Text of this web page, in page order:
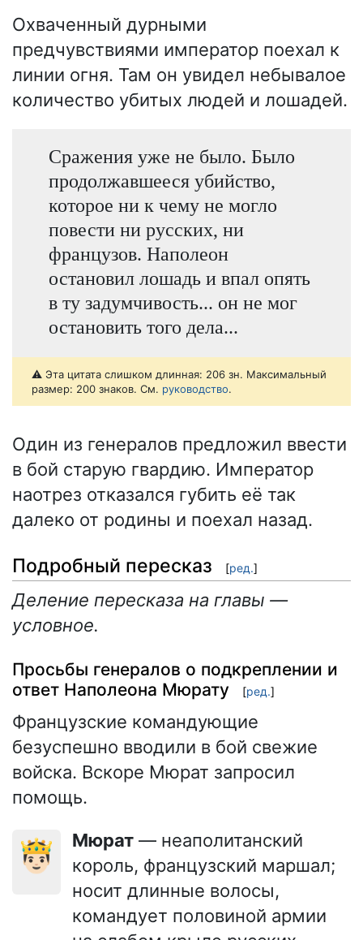
Охваченный дурными
предчувствиями император поехал к
линии огня. Там он увидел небывалое
количество убитых людей и лошадей.
Сражения уже не было. Было
продолжавшееся убийство,
которое ни к чему не могло
повести ни русских, ни
французов. Наполеон
остановил лошадь и впал опять
в ту задумчивость... он не мог
остановить того дела...
⚠️ Эта цитата слишком длинная: 206 зн. Максимальный
размер: 200 знаков. См. руководство.
Один из генералов предложил ввести
в бой старую гвардию. Император
наотрез отказался губить её так
далеко от родины и поехал назад.
Подробный пересказ [ред.]
Деление пересказа на главы —
условное.
Просьбы генералов о подкреплении и
ответ Наполеона Мюрату
[ред.]
Французские командующие
безуспешно вводили в бой свежие
войска. Вскоре Мюрат запросил
помощь.
🤴🏻 Мюрат — неаполитанский
король, французский маршал;
носит длинные волосы,
командует половиной армии